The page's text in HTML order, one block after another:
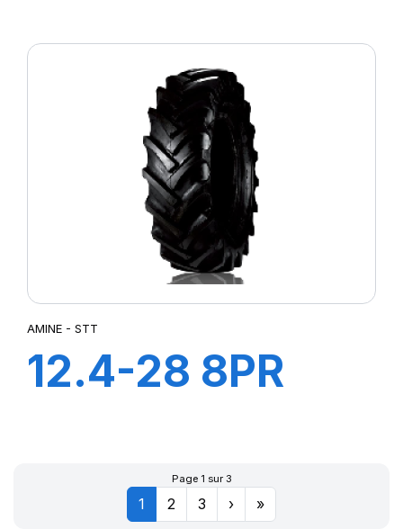
AMINE - STT
12.4-28 8PR
Page 1 sur 3
1 2 3 › »